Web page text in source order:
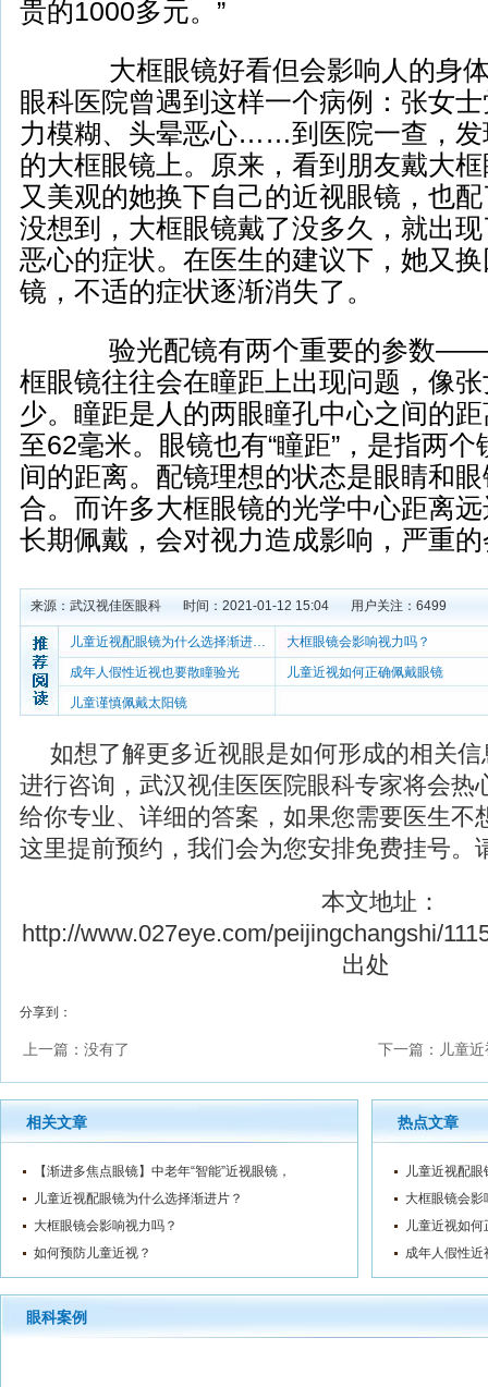
贵的1000多元。”
大框眼镜好看但会影响人的身体
眼科医院曾遇到这样一个病例：张女
力模糊、头晕恶心……到医院一查，发
的大框眼镜上。原来，看到朋友戴大
又美观的她换下自己的近视眼镜，也
没想到，大框眼镜戴了没多久，就出
恶心的症状。在医生的建议下，她又
镜，不适的症状逐渐消失了。
验光配镜有两个重要的参数——
框眼镜往往会在瞳距上出现问题，像
少。瞳距是人的两眼瞳孔中心之间的
至62毫米。眼镜也有“瞳距”，是指两
间的距离。配镜理想的状态是眼睛和眼
合。而许多大框眼镜的光学中心距离
长期佩戴，会对视力造成影响，严重
来源： 武汉视佳医眼科 时间：2021-01-12 15:04 用户关注： 6499
儿童近视配眼镜为什么选择渐进片？
大框眼镜会影响视力吗？
成年人假性近视也要散瞳验光
儿童近视如何正确佩戴眼镜
儿童谨慎佩戴太阳镜
如想了解更多近视眼是如何形成的相关
进行咨询，武汉视佳医医院眼科专家将会热
给你专业、详细的答案，如果您需要医生不
这里提前预约，我们会为您安排免费挂号。
本文地址：
http://www.027eye.com/peijingchangshi/
出处
分享到：
上一篇：没有了 下一篇： 儿童
相关文章
【渐进多焦点眼镜】中老年“智能”近视眼镜，
儿童近视配眼镜为什么选择渐进片？
大框眼镜会影响视力吗？
如何预防儿童近视？
热点文章
儿童近视配
大框眼镜会影
儿童近视如
成年人假性近
眼科案例